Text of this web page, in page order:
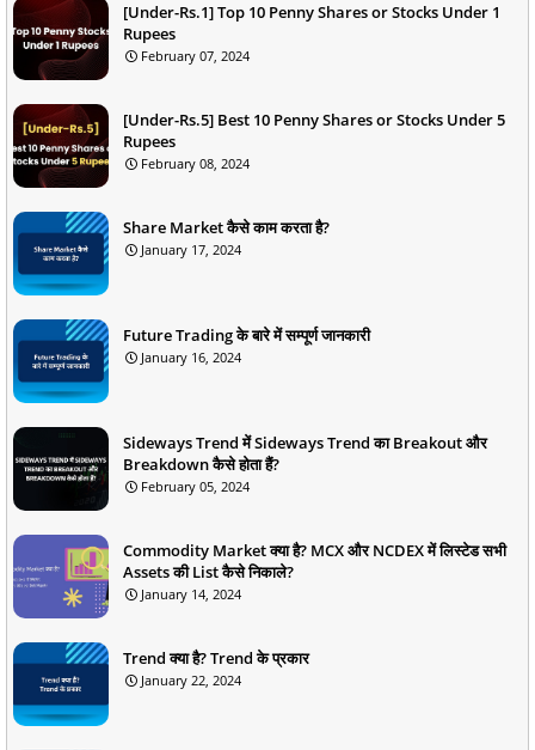
[Under-Rs.1] Top 10 Penny Shares or Stocks Under 1
Rupees
February 07, 2024
[Under-Rs.5] Best 10 Penny Shares or Stocks Under 5
Rupees
February 08, 2024
Share Market कैसे काम करता है?
January 17, 2024
Future Trading के बारे में सम्पूर्ण जानकारी
January 16, 2024
Sideways Trend में Sideways Trend का Breakout और
Breakdown कैसे होता हैं?
February 05, 2024
Commodity Market क्या है? MCX और NCDEX में लिस्टेड सभी
Assets की List कैसे निकाले?
January 14, 2024
Trend क्या है? Trend के प्रकार
January 22, 2024